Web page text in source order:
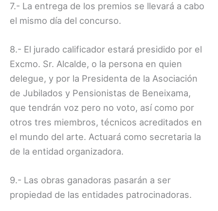
7.- La entrega de los premios se llevará a cabo
el mismo día del concurso.
8.- El jurado calificador estará presidido por el
Excmo. Sr. Alcalde, o la persona en quien
delegue, y por la Presidenta de la Asociación
de Jubilados y Pensionistas de Beneixama,
que tendrán voz pero no voto, así como por
otros tres miembros, técnicos acreditados en
el mundo del arte. Actuará como secretaria la
de la entidad organizadora.
9.- Las obras ganadoras pasarán a ser
propiedad de las entidades patrocinadoras.